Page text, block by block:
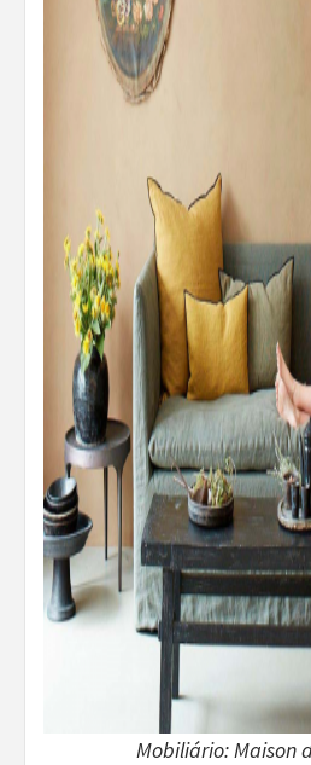
Mobiliário: Maison